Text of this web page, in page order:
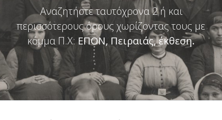
Αναζητήστε ταυτόχρονα 2 ή και
περισσότερους όρους χωρίζοντας τους με
κόμμα Π.Χ: ΕΠΟΝ, Πειραιάς, έκθεση.